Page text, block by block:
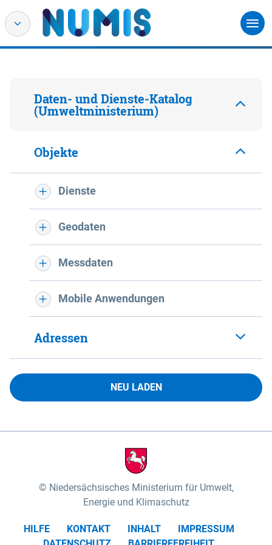
Daten- und Dienste-Katalog
(Umweltministerium)
Objekte
Dienste
Geodaten
Messdaten
Mobile Anwendungen
Adressen
NEU LADEN
Niedersächsisches Ministerium für Umwelt,
Energie und Klimaschutz
HILFE KONTAKT INHALT
IMPRESSUM